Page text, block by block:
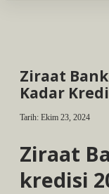
Ziraat
Kadar
Tarih: Ekim 23, 2024
Ziraat
kredisi